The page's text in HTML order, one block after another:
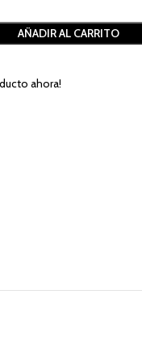
AÑADIR AL CARRITO
ahora!